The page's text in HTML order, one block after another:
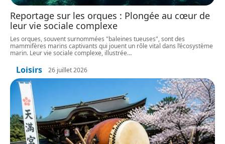
Reportage sur les orques : Plongée au cœur de
leur vie sociale complexe
Les orques, souvent surnommées "baleines tueuses", sont des
mammifères marins captivants qui jouent un rôle vital dans l’écosystème
marin. Leur vie sociale complexe, illustrée…
Loisirs 26 juillet 2026